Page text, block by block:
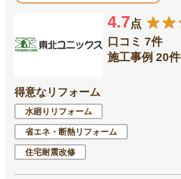
4.7点
口コミ 7件
施工事例 20件
得意なリフォーム
水廻りリフォーム
省エネ・断熱リフォーム
住宅耐震改修